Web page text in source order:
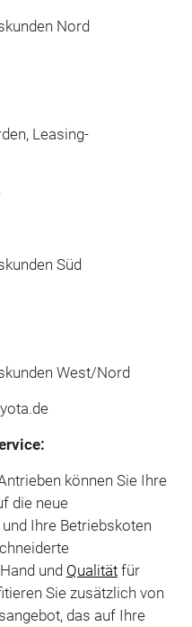
Nord
Leasing-
Süd
West/Nord
können Sie Ihre
die neue
Ihre Betriebskoten
und Qualitätfür
Sie zusätzlich von
das auf Ihre